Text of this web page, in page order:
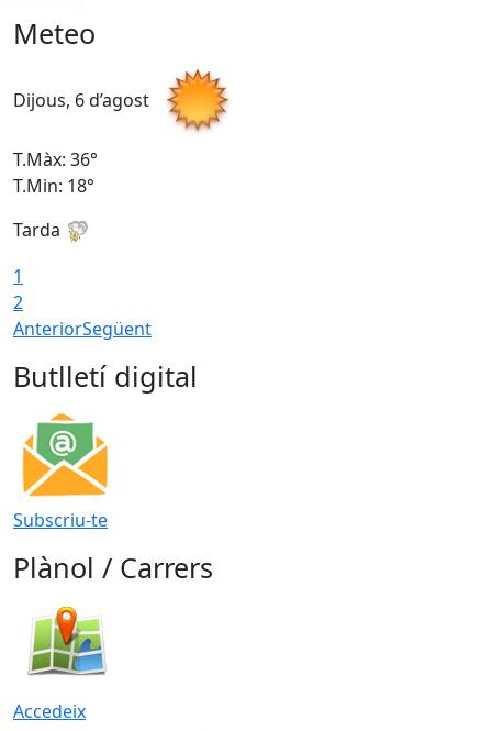
Meteo
Dijous, 6 d’agost
T.Màx: 36°
T.Min: 18°
Tarda
1
2
AnteriorSegüent
Butlletí digital
Subscriu-te
Plànol / Carrers
Accedeix